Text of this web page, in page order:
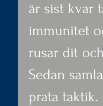
är sist kvar
immunitet
rusar dit
Sedan
prata